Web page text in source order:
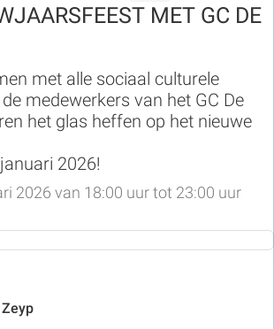
MET GC DE
met alle sociaal culturele
medewerkers van het GC De
het glas heffen op het nieuwe
2026!
2026 van 18:00 uur tot 23:00 uur
Zeyp